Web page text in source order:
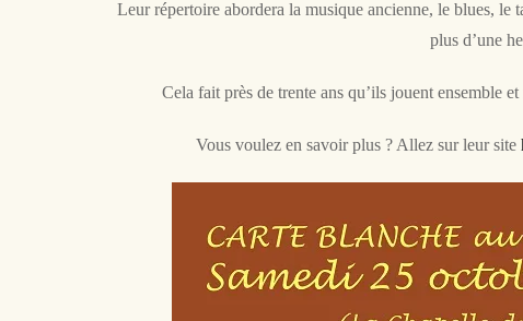
Leur répertoire abordera la musique ancienne, le blues,
plus d’une
Cela fait près de trente ans qu’ils jouent ensemble
Vous voulez en savoir plus ? Allez sur leur site